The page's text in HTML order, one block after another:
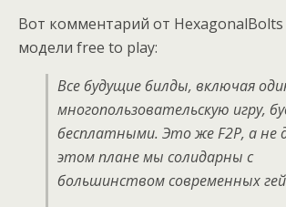
Вот комментарий от
модели free to play:
Все будущие билды, включая
многопользовательскую игру,
бесплатными. Это же F2P, а не
этом плане мы солидарны с
большинством современных